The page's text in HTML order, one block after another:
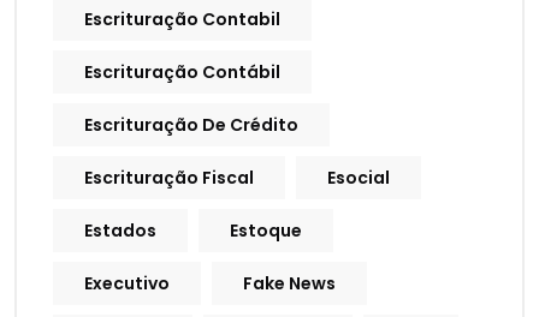
Escrituração Contabil
Escrituração Contábil
Escrituração De Crédito
Escrituração Fiscal Esocial
Estados Estoque
Executivo Fake News